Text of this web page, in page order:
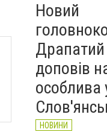
Новий
доповів
особлива
НОВИНИ